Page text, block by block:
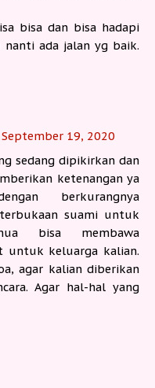
bisa dan bisa hadapi
nanti ada jalan yg baik.
19, 2020
sedang dipikirkan dan
ketenangan ya
berkurangnya
suami untuk
bisa membawa
untuk keluarga kalian.
agar kalian diberikan
Agar hal-hal yang